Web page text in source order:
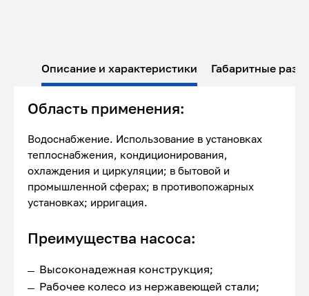
Описание и характеристики Габаритные
Область применения:
Водоснабжение. Использование в установках
теплоснабжения, кондиционирования,
охлаждения и циркуляции; в бытовой и
промышленной сферах; в противопожарных
установках; ирригация.
Преимущества насоса:
Высоконадежная конструкция;
Рабочее колесо из нержавеющей стали;